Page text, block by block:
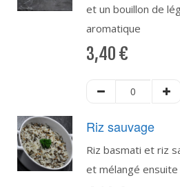
et un bouillon de
aromatique
3,40 €
Riz sauvage
Riz basmati et riz
et mélangé ensuite